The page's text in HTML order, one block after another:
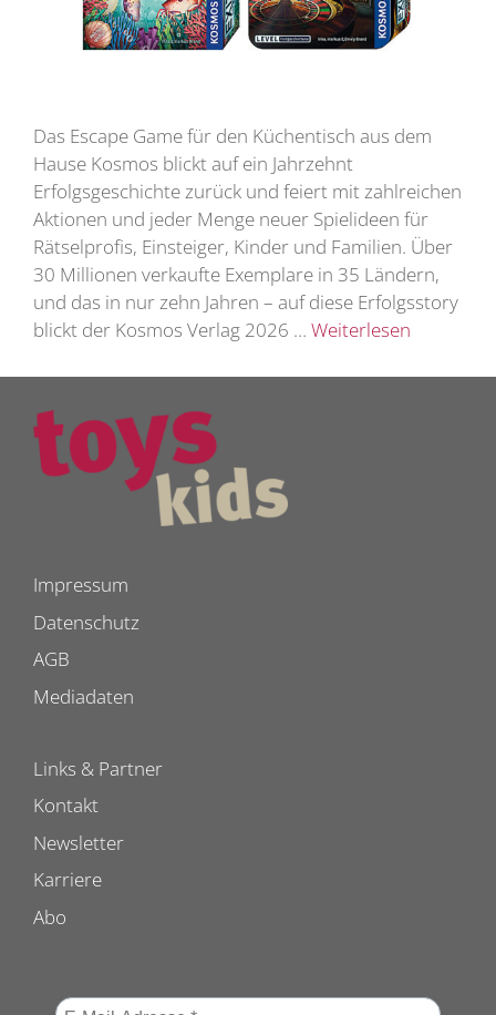
Das Escape Game für den Küchentisch aus dem
Hause Kosmos blickt auf ein Jahrzehnt
Erfolgsgeschichte zurück und feiert mit zahlreichen
Aktionen und jeder Menge neuer Spielideen für
Rätselprofis, Einsteiger, Kinder und Familien. Über
30 Millionen verkaufte Exemplare in 35 Ländern,
und das in nur zehn Jahren – auf diese Erfolgsstory
blickt der Kosmos Verlag 2026 … Weiterlesen
Impressum
Datenschutz
AGB
Mediadaten
Links & Partner
Kontakt
Newsletter
Karriere
Abo